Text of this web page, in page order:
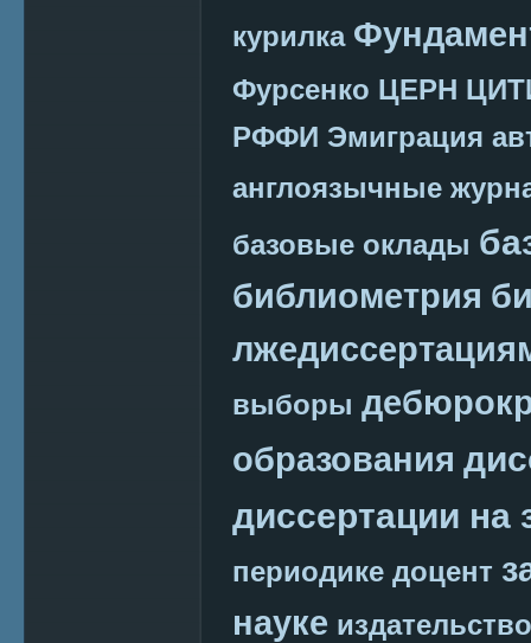
курилка
Фурсенко ЦЕРН
РФФИ Эмиграция
англоязычные
базовые оклады
библиометрия
выборы
образования
диссертации на
периодике доцент
науке издательство